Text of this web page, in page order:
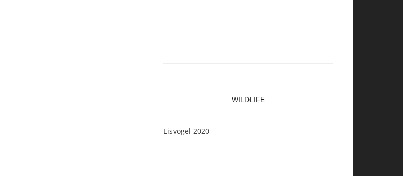
WILDLIFE
Eisvogel 2020